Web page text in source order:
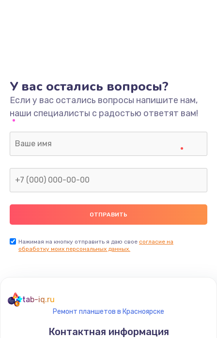
У вас остались вопросы?
Если у вас остались вопросы напишите нам,
наши специалисты с радостью ответят вам!
Нажимая на кнопку отправить я даю свое согласие на
обработку моих персональных данных.
tab-iq.ru
Ремонт планшетов в Красноярске
Контактная информация